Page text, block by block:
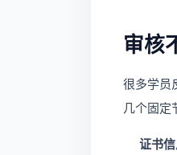
审核
很多学员
几个固定
证书